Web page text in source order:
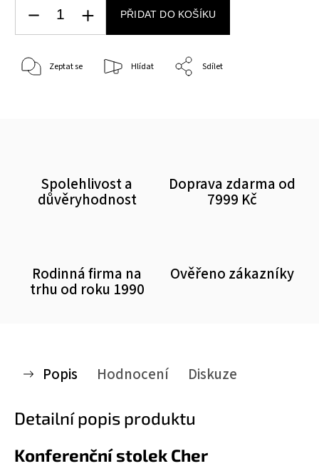
PŘIDAT DO KOŠÍKU
Zeptat se Hlídat Sdílet
Spolehlivost a
důvěryhodnost
Doprava zdarma od
7999 Kč
Rodinná firma na
trhu od roku 1990
Ověřeno zákazníky
Popis Hodnocení Diskuze
Detailní popis produktu
Konferenční stolek Cher